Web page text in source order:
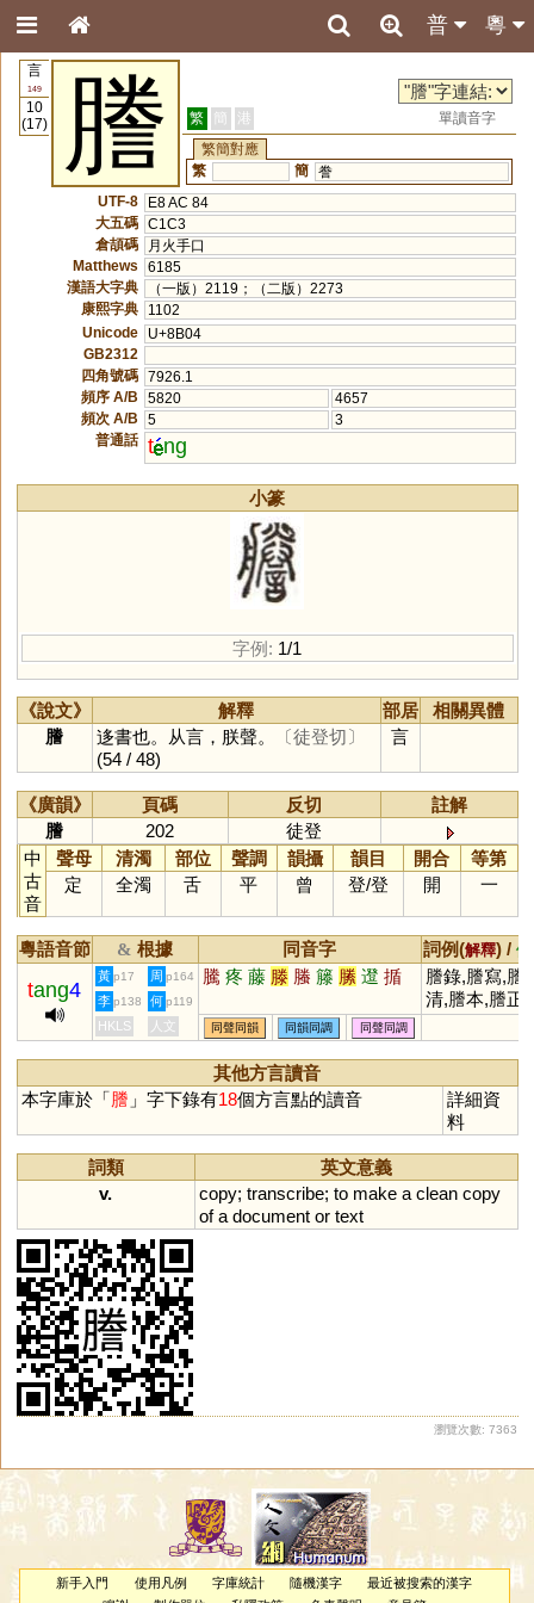
粵
普
言
149
10
(17)
謄 繁 簡 港
單讀音字
繁簡對應
繁
簡 誊
UTF-8
E8 AC 84
大五碼 C1C3
倉頡碼
月火手口
Matthews
6185
漢語大字典
（一版）2119；（二版）2273
康熙字典
1102
Unicode
U+8B04
GB2312
四角號碼 7926.1
頻序 A/B
5820
4657
頻次 A/B
5
3
普通話 t ng
小篆
字例: 1/1
《說文》 解釋 部居
相關異體
謄
迻書也。从言，朕聲。
〔徒登切〕
(54 / 48)
言
《廣韻》 頁碼 反切
註解
謄
202
徒登
中
古
音
聲母 清濁 部位 聲調 韻攝 韻目 開合
等第
定
全濁 舌 平 曾 登/登 開 一
粵語音節 & 根據 同音字 詞例(解釋) /
tang4
黃 p17 周 p164 騰 疼 藤 滕 螣 籐 縢 邆 揗
謄錄,謄寫,謄
清,謄本,謄正
李 p138 何 p119
HKLS 人文 同聲同韻 同韻同調 同聲同調
其他方言讀音
本字庫於「謄 」字下錄有18個方言點的讀音
詳細資
料
詞類
英文意義
v.
copy; transcribe; to make a clean copy
of a document or text
瀏覽次數: 7363
新手入門 使用凡例 字庫統計 隨機漢字
最近被搜索的漢字